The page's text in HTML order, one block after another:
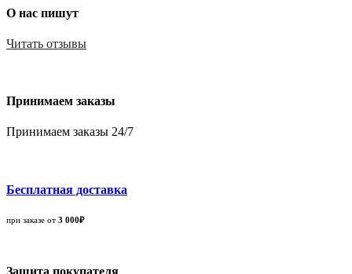
О нас пишут
Читать отзывы
Принимаем заказы
Принимаем заказы 24/7
Бесплатная доставка
при заказе от 3 000₽